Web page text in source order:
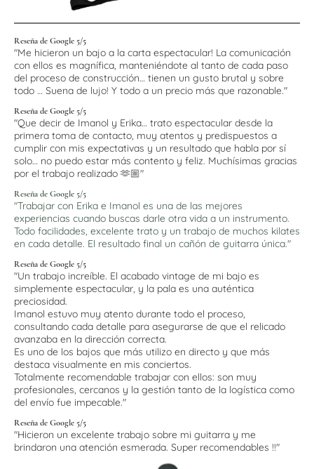
Reseña de Google 5/5
"Me hicieron un bajo a la carta espectacular! La comunicación
con ellos es magnífica, manteniéndote al tanto de cada paso
del proceso de construcción… tienen un gusto brutal y sobre
todo … Suena de lujo! Y todo a un precio más que razonable."
Reseña de Google 5/5
"Que decir de Imanol y Erika… trato espectacular desde la
primera toma de contacto, muy atentos y predispuestos a
cumplir con mis expectativas y un resultado que habla por sí
solo… no puedo estar más contento y feliz. Muchísimas gracias
por el trabajo realizado 🫶🏼"
Reseña de Google 5/5
"Trabajar con Erika e Imanol es una de las mejores
experiencias cuando buscas darle otra vida a un instrumento.
Todo facilidades, excelente trato y un trabajo de muchos kilates
en cada detalle. El resultado final un cañón de guitarra única."
Reseña de Google 5/5
"Un trabajo increíble. El acabado vintage de mi bajo es
simplemente espectacular, y la pala es una auténtica
preciosidad.
Imanol estuvo muy atento durante todo el proceso,
consultando cada detalle para asegurarse de que el relicado
avanzaba en la dirección correcta.
Es uno de los bajos que más utilizo en directo y que más
destaca visualmente en mis conciertos.
Totalmente recomendable trabajar con ellos: son muy
profesionales, cercanos y la gestión tanto de la logística como
del envío fue impecable."
Reseña de Google 5/5
"Hicieron un excelente trabajo sobre mi guitarra y me
brindaron una atención esmerada. Super recomendables !!"